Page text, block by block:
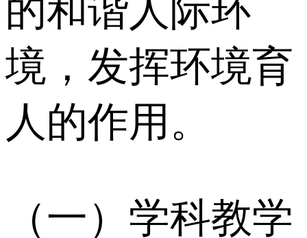
的和谐人际环
境，发挥环境育
人的作用。
（一）学科教学